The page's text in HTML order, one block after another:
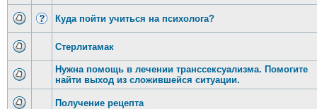
Куда пойти учиться на психолога?
Стерлитамак
Нужна помощь в лечении транссексуализма. Помогите
найти выход из сложившейся ситуации.
Получение рецепта